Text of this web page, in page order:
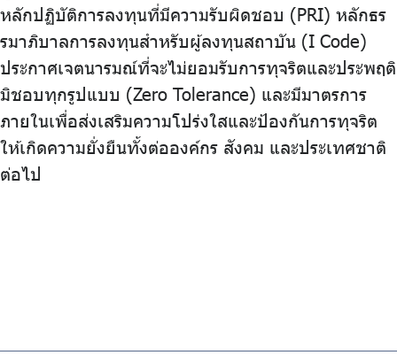
หลักปฏิบัติการลงทุนที่มีความรับผิดชอบ (PRI) หลักธร
รมาภิบาลการลงทุนสำหรับผู้ลงทุนสถาบัน (I Code)
ประกาศเจตนารมณ์ที่จะไม่ยอมรับการทุจริตและประพฤติ
มิชอบทุกรูปแบบ (Zero Tolerance) และมีมาตรการ
ภายในเพื่อส่งเสริมความโปร่งใสและป้องกันการทุจริต
ให้เกิดความยั่งยืนทั้งต่อองค์กร สังคม และประเทศชาติ
ต่อไป